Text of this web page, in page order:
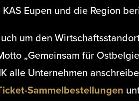
Eupen und die Region
um den
„Gemeinsam für
alle Unternehmen
Sammelbestellungen